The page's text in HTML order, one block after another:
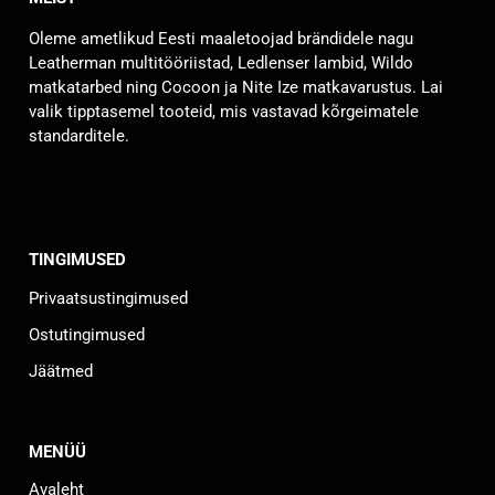
Oleme ametlikud Eesti maaletoojad brändidele nagu
Leatherman multitööriistad, Ledlenser lambid, Wildo
matkatarbed ning Cocoon ja Nite Ize matkavarustus. Lai
valik tipptasemel tooteid, mis vastavad kõrgeimatele
standarditele.
TINGIMUSED
Privaatsustingimused
Ostutingimused
Jäätmed
MENÜÜ
Avaleht